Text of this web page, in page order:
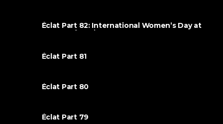
Éclat Part 82: International Women’s Day at
House Of Music!
Éclat Part 81
Éclat Part 80
Éclat Part 79